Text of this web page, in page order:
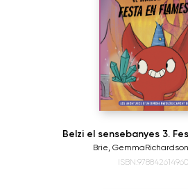
Belzi el sensebanyes 3.
Brie, Gemma